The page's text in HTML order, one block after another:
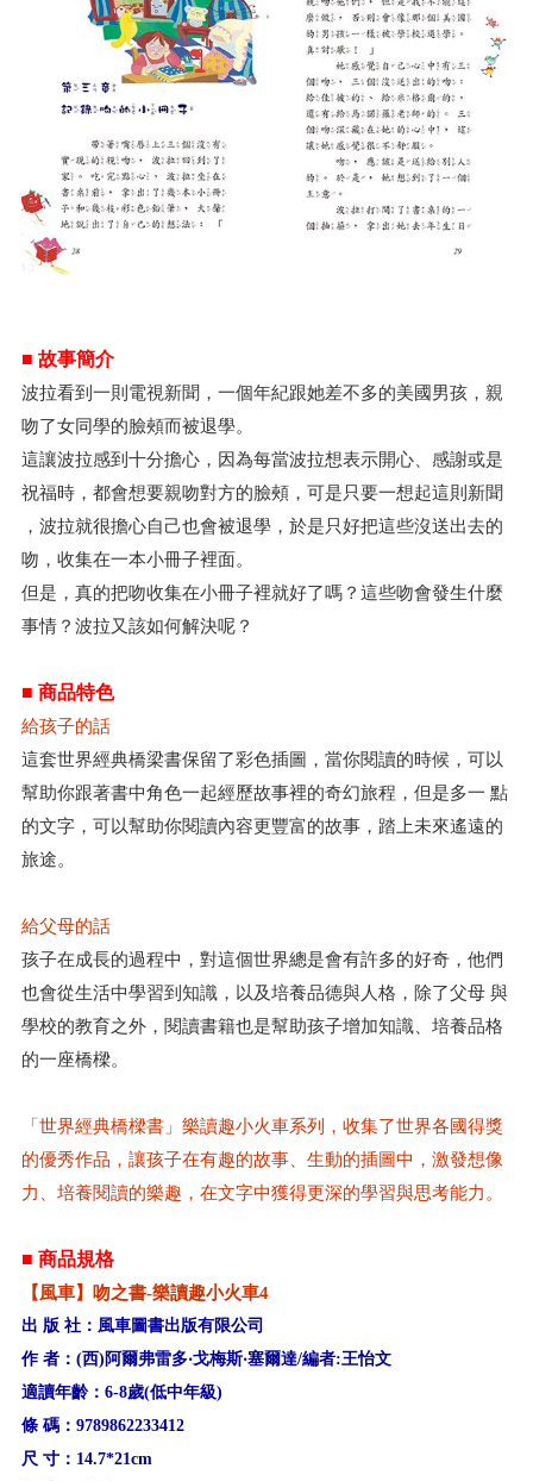
■ 故事簡介
波拉看到一則電視新聞，一個年紀跟她差不多的美國男孩，親
吻了女同學的臉頰而被退學。
這讓波拉感到十分擔心，因為每當波拉想表示開心、感謝或是
祝福時，都會想要親吻對方的臉頰，可是只要一想起這則新聞
，波拉就很擔心自己也會被退學，於是只好把這些沒送出去的
吻，收集在一本小冊子裡面。
但是，真的把吻收集在小冊子裡就好了嗎？這些吻會發生什麼
事情？波拉又該如何解決呢？
■ 商品特色
給孩子的話
這套世界經典橋梁書保留了彩色插圖，當你閱讀的時候，可以
幫助你跟著書中角色一起經歷故事裡的奇幻旅程，但是多一 點
的文字，可以幫助你閱讀內容更豐富的故事，踏上未來遙遠的
旅途。
給父母的話
孩子在成長的過程中，對這個世界總是會有許多的好奇，他們
也會從生活中學習到知識，以及培養品德與人格，除了父母 與
學校的教育之外，閱讀書籍也是幫助孩子增加知識、培養品格
的一座橋樑。
「世界經典橋樑書」樂讀趣小火車系列，收集了世界各國得獎
的優秀作品，讓孩子在有趣的故事、生動的插圖中，激發想像
力、培養閱讀的樂趣，在文字中獲得更深的學習與思考能力。
■ 商品規格
【風車】吻之書-樂讀趣小火車4
出 版 社：風車圖書出版有限公司
作 者：(西)阿爾弗雷多‧戈梅斯‧塞爾達/編者:王怡文
適讀年齡：6-8歲(低中年級)
條 碼：9789862233412
尺 寸：14.7*21cm